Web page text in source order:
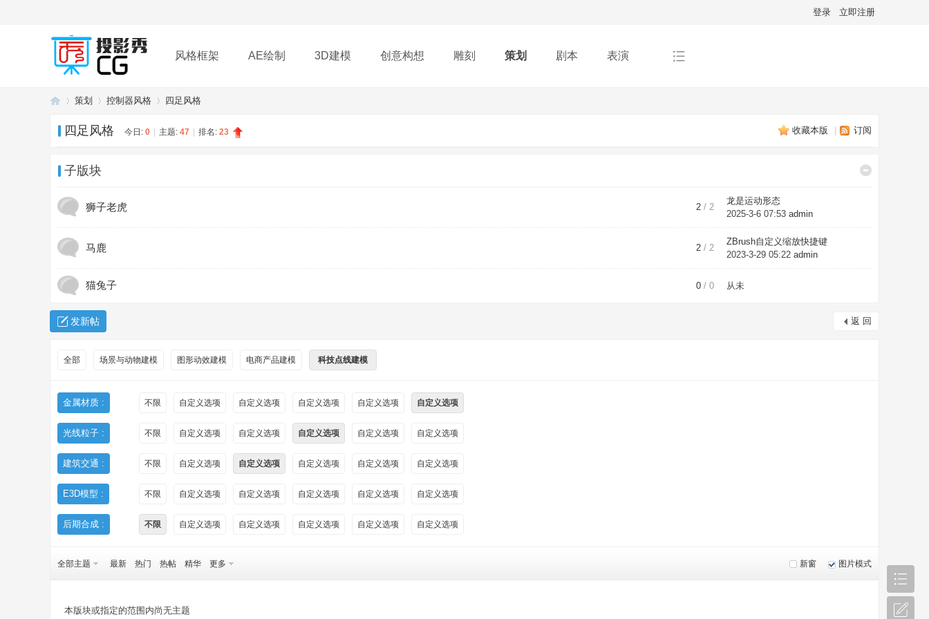
登录 立即注册
风格框架 AE绘制 3D建模 创意构想 雕刻 策划 剧本 表演
插件 帮助 下载
策划 控制器风格 四足风格
收藏本版 订阅
四足风格 今日: 0 主题: 47 排名: 23
子版块
狮子老虎 2 / 2
龙是运动形态
2025-3-6 07:53 admin
马鹿 2 / 2
ZBrush自定义缩放快捷键
2023-3-29 05:22 admin
猫兔子 0 / 0 从未
返 回
发新帖
全部 场景与动物建模 图形动效建模 电商产品建模 科技点线建模
金属材质 : 不限 自定义选项 自定义选项 自定义选项 自定义选项 自定义选项
光线粒子 : 不限 自定义选项 自定义选项 自定义选项 自定义选项 自定义选项
建筑交通 : 不限 自定义选项 自定义选项 自定义选项 自定义选项 自定义选项
E3D模型 : 不限 自定义选项 自定义选项 自定义选项 自定义选项 自定义选项
后期合成 : 不限 自定义选项 自定义选项 自定义选项 自定义选项 自定义选项
新窗
全部主题 最新 热门 热帖 精华 更多 图片模式
本版块或指定的范围内尚无主题